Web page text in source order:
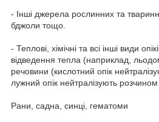
- Інші джерела рослинних та
бджоли тощо.
- Теплові, хімічні та всі інші види
відведення тепла (наприклад,
речовини (кислотний опік
лужний опік нейтралізують розчином
Рани, садна, синці, гематоми